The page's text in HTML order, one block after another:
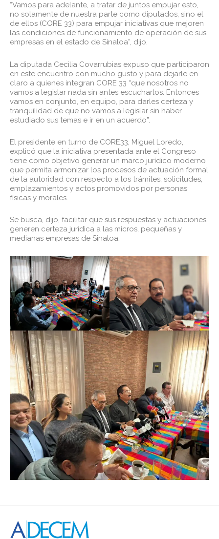
“Vamos para adelante, a tratar de juntos empujar esto,
no solamente de nuestra parte como diputados, sino el
de ellos (CORE 33) para empujar iniciativas que mejoren
las condiciones de funcionamiento de operación de sus
empresas en el estado de Sinaloa”, dijo.
La diputada Cecilia Covarrubias expuso que participaron
en este encuentro con mucho gusto y para dejarle en
claro a quienes integran CORE 33 “que nosotros no
vamos a legislar nada sin antes escucharlos. Entonces
vamos en conjunto, en equipo, para darles certeza y
tranquilidad de que no vamos a legislar sin haber
estudiado sus temas e ir en un acuerdo”.
El presidente en turno de CORE33, Miguel Loredo,
explicó que la iniciativa presentada ante el Congreso
tiene como objetivo generar un marco jurídico moderno
que permita armonizar los procesos de actuación formal
de la autoridad con respecto a los trámites, solicitudes,
emplazamientos y actos promovidos por personas
físicas y morales.
Se busca, dijo, facilitar que sus respuestas y actuaciones
generen certeza jurídica a las micros, pequeñas y
medianas empresas de Sinaloa.